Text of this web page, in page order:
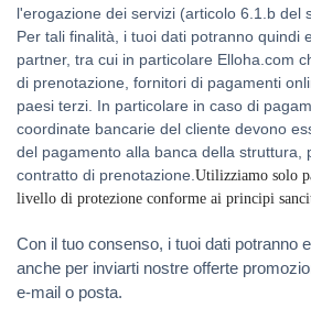
l'erogazione dei servizi (articolo 6.1.b del
Per tali finalità, i tuoi dati potranno quindi
partner, tra cui in particolare Elloha.com
di prenotazione, fornitori di pagamenti
paesi terzi. In particolare in caso di
coordinate bancarie del cliente devono
del pagamento alla banca della struttura,
contratto di prenotazione. Utilizziamo solo
livello di protezione conforme ai principi
Con il tuo consenso, i tuoi dati potranno
anche per inviarti nostre offerte
e-mail o posta.